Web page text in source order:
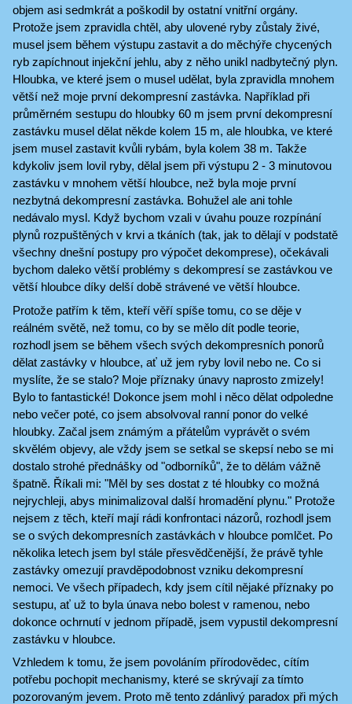
objem asi sedmkrát a poškodil by ostatní vnitřní orgány.
Protože jsem zpravidla chtěl, aby ulovené ryby zůstaly živé,
musel jsem během výstupu zastavit a do měchýře chycených
ryb zapíchnout injekční jehlu, aby z něho unikl nadbytečný plyn.
Hloubka, ve které jsem o musel udělat, byla zpravidla mnohem
větší než moje první dekompresní zastávka. Například při
průměrném sestupu do hloubky 60 m jsem první dekompresní
zastávku musel dělat někde kolem 15 m, ale hloubka, ve které
jsem musel zastavit kvůli rybám, byla kolem 38 m. Takže
kdykoliv jsem lovil ryby, dělal jsem při výstupu 2 - 3 minutovou
zastávku v mnohem větší hloubce, než byla moje první
nezbytná dekompresní zastávka. Bohužel ale ani tohle
nedávalo mysl. Když bychom vzali v úvahu pouze rozpínání
plynů rozpuštěných v krvi a tkáních (tak, jak to dělají v podstatě
všechny dnešní postupy pro výpočet dekomprese), očekávali
bychom daleko větší problémy s dekompresí se zastávkou ve
větší hloubce díky delší době strávené ve větší hloubce.
Protože patřím k těm, kteří věří spíše tomu, co se děje v
reálném světě, než tomu, co by se mělo dít podle teorie,
rozhodl jsem se během všech svých dekompresních ponorů
dělat zastávky v hloubce, ať už jem ryby lovil nebo ne. Co si
myslíte, že se stalo? Moje příznaky únavy naprosto zmizely!
Bylo to fantastické! Dokonce jsem mohl i něco dělat odpoledne
nebo večer poté, co jsem absolvoval ranní ponor do velké
hloubky. Začal jsem známým a přátelům vyprávět o svém
skvělém objevy, ale vždy jsem se setkal se skepsí nebo se mi
dostalo strohé přednášky od "odborníků", že to dělám vážně
špatně. Říkali mi: "Měl by ses dostat z té hloubky co možná
nejrychleji, abys minimalizoval další hromadění plynu." Protože
nejsem z těch, kteří mají rádi konfrontaci názorů, rozhodl jsem
se o svých dekompresních zastávkách v hloubce pomlčet. Po
několika letech jsem byl stále přesvědčenější, že právě tyhle
zastávky omezují pravděpodobnost vzniku dekompresní
nemoci. Ve všech případech, kdy jsem cítil nějaké příznaky po
sestupu, ať už to byla únava nebo bolest v ramenou, nebo
dokonce ochrnutí v jednom případě, jsem vypustil dekompresní
zastávku v hloubce.
Vzhledem k tomu, že jsem povoláním přírodovědec, cítím
potřebu pochopit mechanismy, které se skrývají za tímto
pozorovaným jevem. Proto mě tento zdánlivý paradox při mých